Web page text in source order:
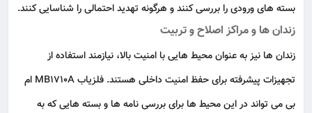
بسته‌ های ورودی را بررسی کنند و هرگونه تهدید احتمالی را شناسایی کنند.
زندان‌ ها و مراکز اصلاح و تربیت
زندان‌ ها نیز به‌ عنوان محیط‌ هایی با امنیت بالا، نیازمند استفاده از
تجهیزات پیشرفته برای حفظ امنیت داخلی هستند. فلزیاب MB1710A ام
بی می‌ تواند در این محیط‌ ها برایبررسی نامه‌ هاو بسته‌ هایی که به